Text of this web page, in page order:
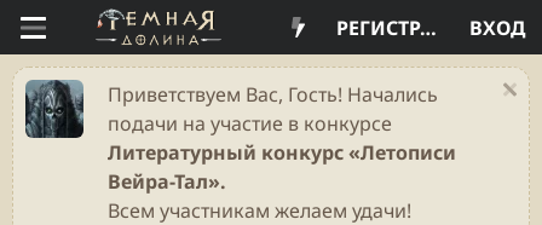
ВХОД
РЕГИСТРАЦИЯ
Приветствуем Вас, Гость! Начались
подачи на участие в конкурсе
Литературный конкурс «Летописи
Вейра-Тал».
Всем участникам желаем удачи!